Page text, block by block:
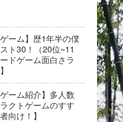
ゲーム】歴1年半の僕
ト30！（20位~11
ドゲーム面白さラ
ゲーム紹介】多人数
クトゲームのすす
向け！】